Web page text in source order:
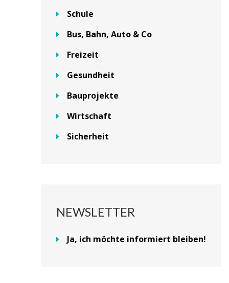
Schule
Bus, Bahn, Auto & Co
Freizeit
Gesundheit
Bauprojekte
Wirtschaft
Sicherheit
NEWSLETTER
Ja, ich möchte informiert bleiben!